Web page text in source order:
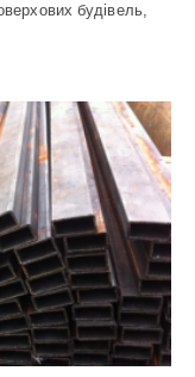
будівель,